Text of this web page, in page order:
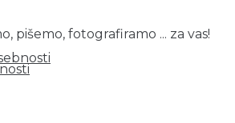
pišemo, fotografiramo ... za vas!